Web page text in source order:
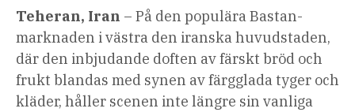
Teheran, Iran – På den populära Bastan-
marknaden i västra den iranska huvudstaden,
där den inbjudande doften av färskt bröd och
frukt blandas med synen av färgglada tyger och
kläder, håller scenen inte längre sin vanliga